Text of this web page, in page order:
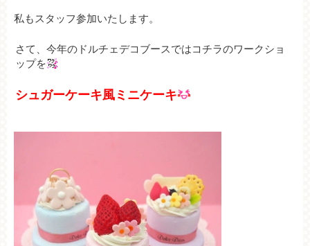
私もスタッフ参加いたします。
さて、今年のドルチェデコブースではコチラのワークショ
ップを
シュガーケーキ風ミニケーキ